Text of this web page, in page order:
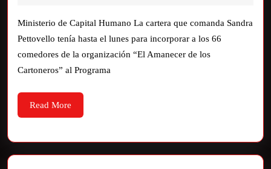
Ministerio de Capital Humano La cartera que comanda Sandra
Pettovello tenía hasta el lunes para incorporar a los 66
comedores de la organización “El Amanecer de los
Cartoneros” al Programa
Read More